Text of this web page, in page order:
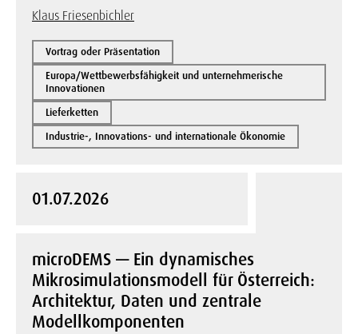
Klaus Friesenbichler
Vortrag oder Präsentation
Europa/Wettbewerbsfähigkeit und unternehmerische
Innovationen
Lieferketten
Industrie-, Innovations- und internationale Ökonomie
01.07.2026
microDEMS — Ein dynamisches
Mikrosimulationsmodell für Österreich:
Architektur, Daten und zentrale
Modellkomponenten